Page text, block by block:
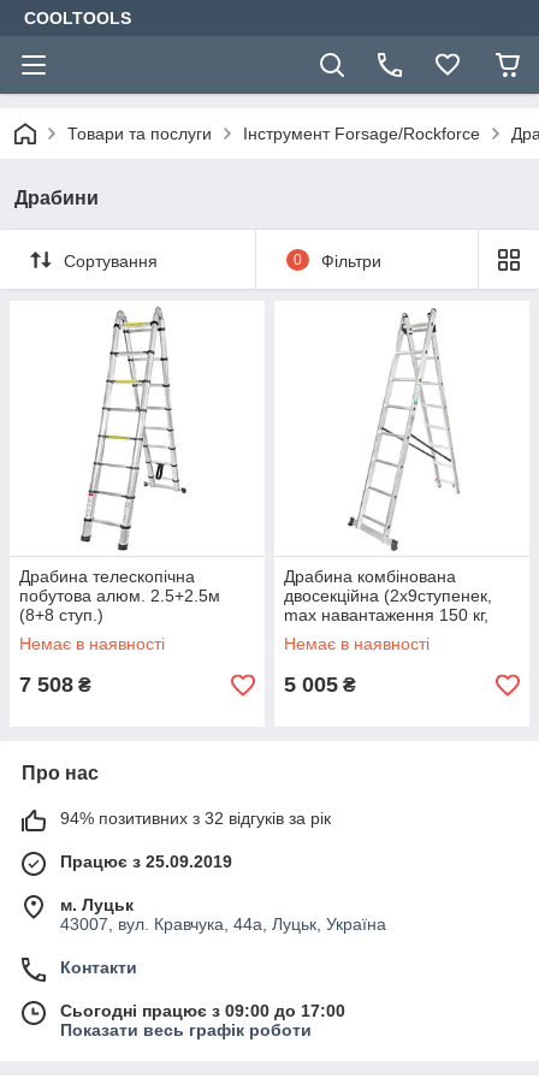
COOLTOOLS
Товари та послуги Інструмент Forsage/Rockforce
Драбини
Сортування 0 Фільтри
Драбина телескопічна
побутова алюм. 2.5+2.5м
(8+8 ступ.)
Немає в наявності
7 508 ₴
Драбина комбінована
двосекційна (2х9ступенек,
max навантаження 150 кг,
вага 9,1 кг) FORCEKRAFT
FK-BL-E209
Немає в наявності
5 005 ₴
Про нас
94% позитивних з 32 відгуків за рік
Працює з 25.09.2019
м. Луцьк
43007, вул. Кравчука, 44а, Луцьк, Україна
Контакти
Сьогодні працює з 09:00 до 17:00
Показати весь графік роботи